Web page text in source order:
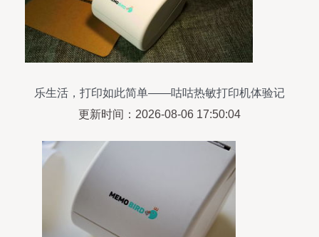
乐生活，打印如此简单——咕咕热敏打印机体验记
更新时间：2026-08-06 17:50:04